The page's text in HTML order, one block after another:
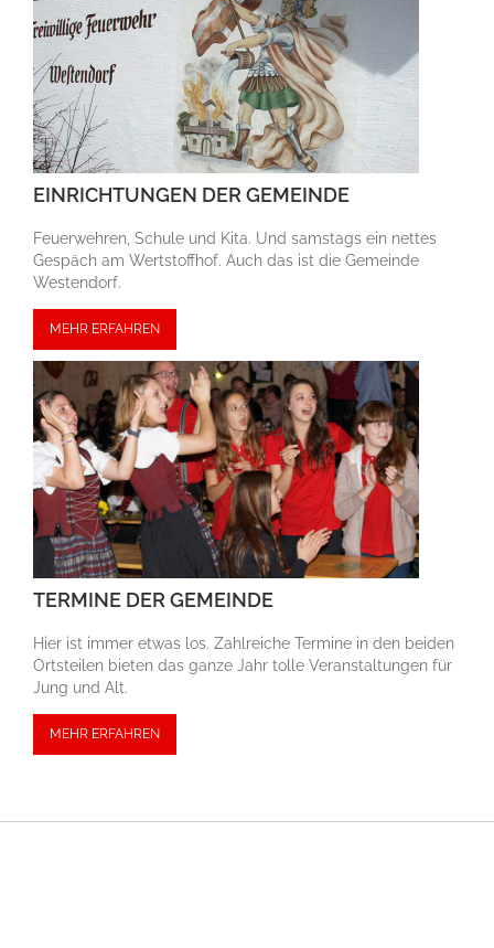
EINRICHTUNGEN DER GEMEINDE
Feuerwehren, Schule und Kita. Und samstags ein nettes
Gespäch am Wert­stoff­hof. Auch das ist die Gemeinde
Westendorf.
MEHR ERFAHREN
TERMINE DER GEMEINDE
Hier ist immer etwas los. Zahlreiche Termine in den beiden
Ortsteilen bieten das ganze Jahr tolle Veran­stal­tungen für
Jung und Alt.
MEHR ERFAHREN